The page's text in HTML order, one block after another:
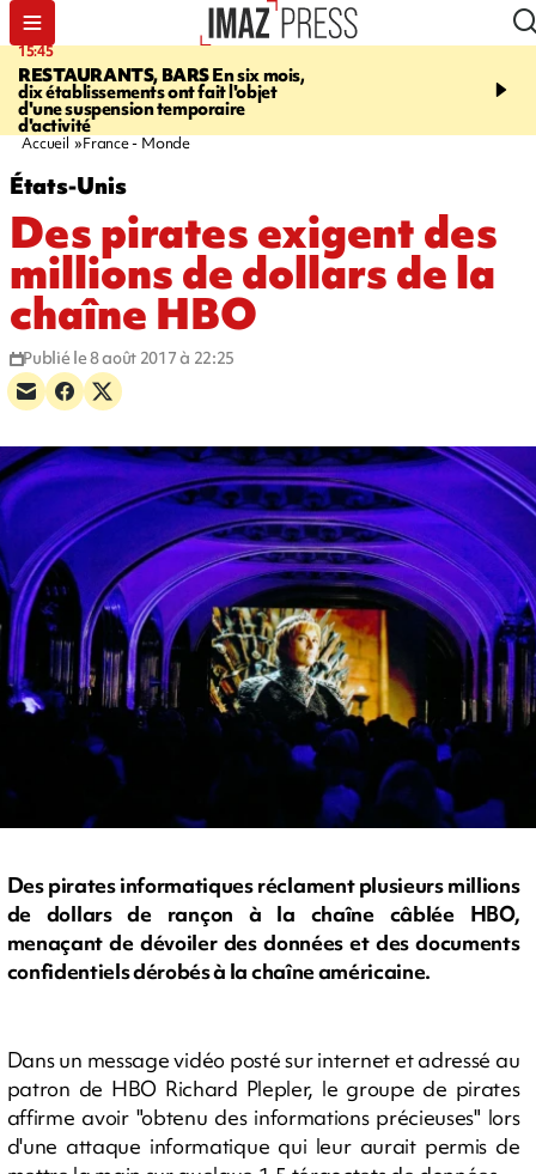
15:45
RESTAURANTS, BARSEn six mois,
dix établissements ont fait l'objet
d'une suspension temporaire
d'activité
17:17
Angeles, un homme vit
Accueil France - Monde
États-Unis
Des pirates exigent des
millions de dollars de la
chaîne HBO
Publié le 8 août 2017 à 22:25
Des pirates informatiques réclament plusieurs millions
de dollars de rançon à la chaîne câblée HBO,
menaçant de dévoiler des données et des documents
confidentiels dérobés à la chaîne américaine.
Dans un message vidéo posté sur internet et adressé au
patron de HBO Richard Plepler, le groupe de pirates
affirme avoir "obtenu des informations précieuses" lors
d'une attaque informatique qui leur aurait permis de